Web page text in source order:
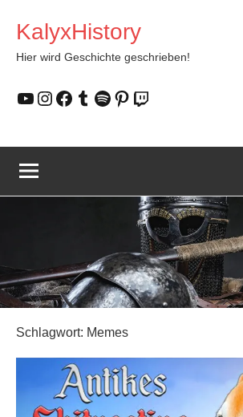
Inhalt
springen
KalyxHistory
Hier wird Geschichte geschrieben!
YouTube
Instagram
Facebook
Tumblr
Spotify
Pinterest
Twitch
Schlagwort: Memes